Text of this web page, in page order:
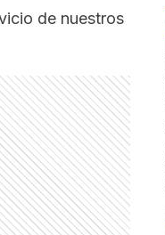
de nuestros